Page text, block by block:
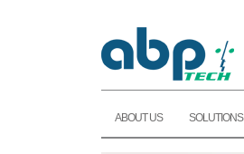
ABOUT US SOLUTIONS